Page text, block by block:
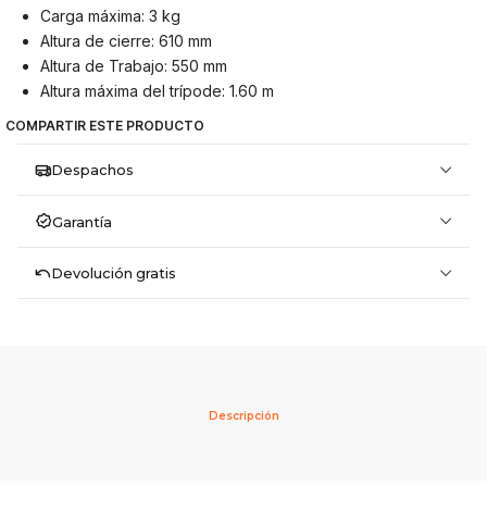
Carga máxima: 3 kg
Altura de cierre: 610 mm
Altura de Trabajo: 550 mm
Altura máxima del trípode: 1.60 m
COMPARTIR ESTE PRODUCTO
Despachos
Garantía
Devolución gratis
Descripción